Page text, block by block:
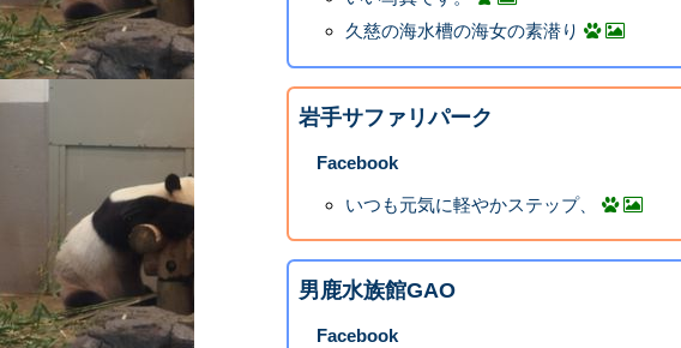
久慈の海水槽の海女の素潜り
岩手サファリパーク
Facebook
いつも元気に軽やかステップ、
男鹿水族館GAO
Facebook